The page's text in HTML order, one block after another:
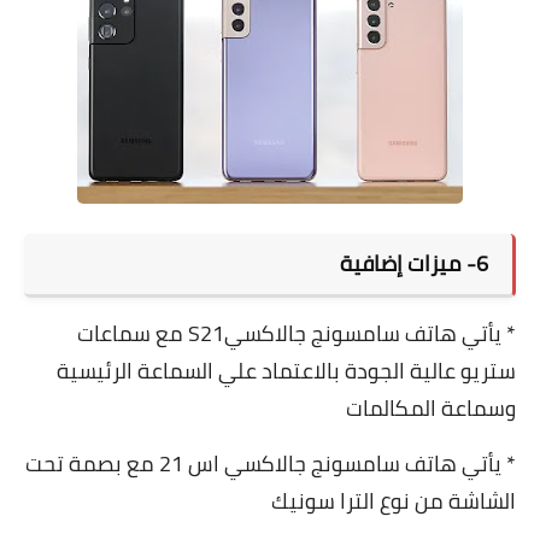
6- ميزات إضافية
* يأتي هاتف سامسونج جالاكسيS21 مع سماعات
ستريو عالية الجودة بالاعتماد علي السماعة الرئيسية
وسماعة المكالمات
* يأتي هاتف سامسونج جالاكسي اس 21 مع بصمة تحت
الشاشة من نوع الترا سونيك